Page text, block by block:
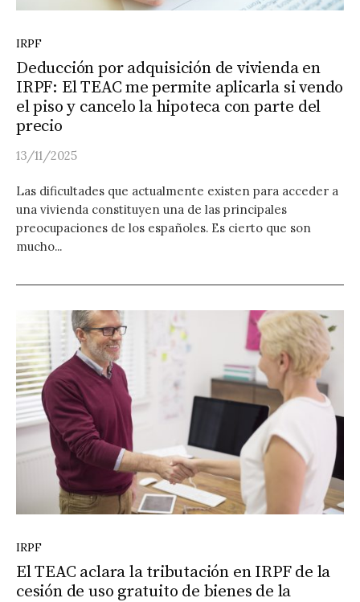
IRPF
Deducción por adquisición de vivienda en
IRPF: El TEAC me permite aplicarla si vendo
el piso y cancelo la hipoteca con parte del
precio
13/11/2025
Las dificultades que actualmente existen para acceder a
una vivienda constituyen una de las principales
preocupaciones de los españoles. Es cierto que son
mucho...
IRPF
El TEAC aclara la tributación en IRPF de la
cesión de uso gratuito de bienes de la